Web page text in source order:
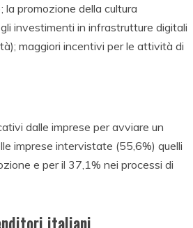
promozione della cultura
investimenti in infrastrutture digitali
maggiori incentivi per le attività di
dalle imprese per avviare un
imprese intervistate (55,6%) quelli
e per il 37,1% nei processi di
italiani